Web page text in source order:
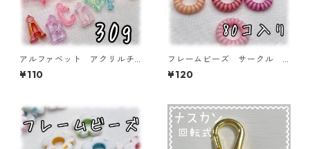
アルファベット アクリルチ
ャーム オーロラタイプ 30
ｇ 【ACM-EA-30G-AC】
¥110
フレームビーズ サークル
ミックス 80個入り【AB‐F
U06】
¥120